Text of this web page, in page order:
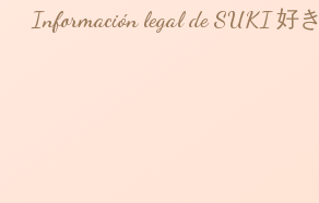
Información legal de SUKI 好き